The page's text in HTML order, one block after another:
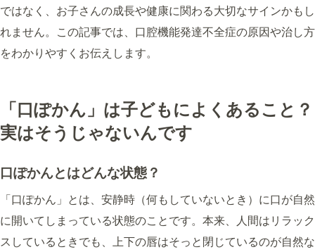
ではなく、お子さんの成長や健康に関わる大切なサインかもし
れません。この記事では、口腔機能発達不全症の原因や治し方
をわかりやすくお伝えします。
「口ぽかん」は子どもによくあること？
実はそうじゃないんです
口ぽかんとはどんな状態？
「口ぽかん」とは、安静時（何もしていないとき）に口が自然
に開いてしまっている状態のことです。本来、人間はリラック
スしているときでも、上下の唇はそっと閉じているのが自然な